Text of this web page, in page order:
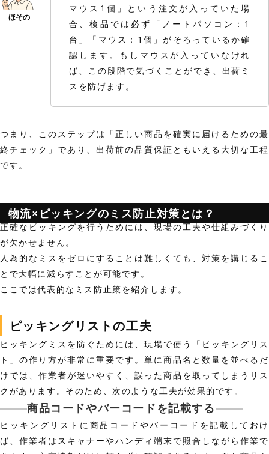
マウス1個」という注文が入っていた場
合、検品では必ず「ノートパソコン：1
台」「マウス：1個」がそろっているか確
認します。もしマウスが入っていなけれ
ば、この段階で気づくことができ、出荷ミ
スを防げます。
つまり、このステップは「正しい商品を確実に届けるための最
終チェック」であり、出荷前の品質保証ともいえる大切な工程
です。
物流×ピッキングのミス防止対策とは？
正確なピッキングを行うためには、現場の工夫や仕組みづくり
が欠かせません。
人為的なミスをゼロにすることは難しくても、対策を講じるこ
とで大幅に減らすことが可能です。
ここでは代表的なミス防止策を紹介します。
ピッキングリストの工夫
ピッキングミスを防ぐためには、現場で使う「ピッキングリス
ト」の作り方が非常に重要です。単に商品名と数量を並べるだ
けでは、作業者が迷いやすく、誤った商品を取ってしまうリス
クがあります。そのため、次のような工夫が効果的です。
商品コードやバーコードを記載する
ピッキングリストに商品コードやバーコードを記載しておけ
ば、作業者はスキャナーやハンディ端末で照合しながら作業で